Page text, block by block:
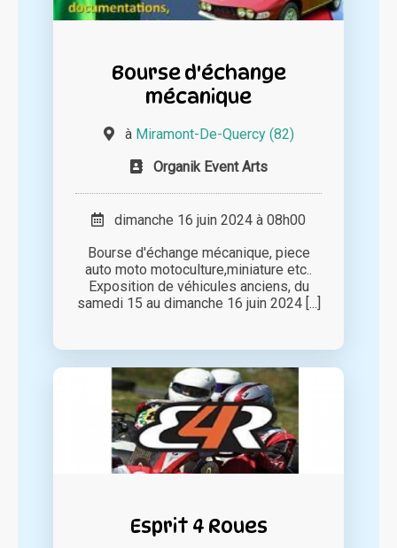
Bourse d'échange
mécanique
à Miramont-De-Quercy (82)
Organik Event Arts
dimanche 16 juin 2024 à 08h00
Bourse d'échange mécanique, piece
auto moto motoculture,miniature etc..
Exposition de véhicules anciens, du
samedi 15 au dimanche 16 juin 2024 [...]
Esprit 4 Roues